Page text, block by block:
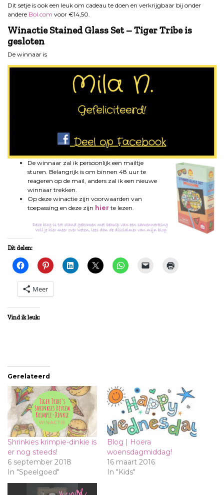
Dit setje is ook een leuk om cadeau te doen en verkrijgbaar bij onder
andere Bol.com voor €14,50.
Winactie Stained Glass Set – Tiger Tribe is
gesloten
De winnaar is
De winnaar zal ik persoonlijk een mailtje
sturen. Belangrijk is om binnen 48 uur te
reageren op de mail, anders zal ik een nieuwe
winnaar trekken.
Op deze winactie zijn voorwaarden van
toepassing en deze zijn hier te lezen.
Dit delen:
Meer
Vind ik leuk:
Gerelateerd
Shrinkies krimpie-dinkie is
er nog steeds!
6 september 2018
In "Speelgoed"
Blog | Hoera
woensdagmiddag!
16 maart 2016
In "Kids"